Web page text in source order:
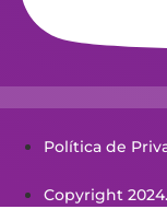
Política de
Copyright